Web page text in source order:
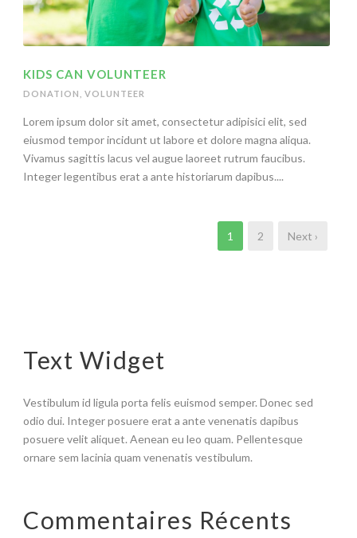
KIDS CAN VOLUNTEER
DONATION VOLUNTEER
Lorem ipsum dolor sit amet, consectetur adipisici elit, sed
eiusmod tempor incidunt ut labore et dolore magna aliqua.
Vivamus sagittis lacus vel augue laoreet rutrum faucibus.
Integer legentibus erat a ante historiarum dapibus....
1 2 Next ›
Text Widget
Vestibulum id ligula porta felis euismod semper. Donec sed
odio dui. Integer posuere erat a ante venenatis dapibus
posuere velit aliquet. Aenean eu leo quam. Pellentesque
ornare sem lacinia quam venenatis vestibulum.
Commentaires Récents